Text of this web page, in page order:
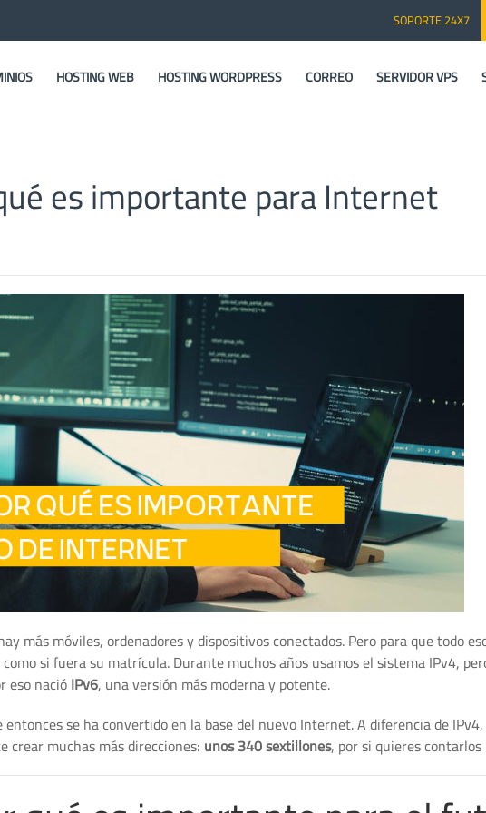
SOPORTE 24X7
HOSTING WEB HOSTING WORDPRESS CORREO SERVIDOR VPS
es importante para Internet
más móviles, ordenadores y dispositivos conectados. Pero para que todo
si fuera su matrícula. Durante muchos años usamos el sistema IPv4,
eso nacióIPv6, una versión más moderna y potente.
entonces se ha convertido en la base del nuevo Internet. A diferencia de
crear muchas más direcciones: unos 340 sextillones, por si quieres